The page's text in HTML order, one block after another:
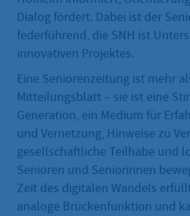
Dialog fördert. Dabei ist der
federführend, die SNH ist
innovativen Projektes.
Eine Seniorenzeitung ist mehr
Mitteilungsblatt – sie ist eine
Generation, ein Medium für
und Vernetzung, Hinweise zu
gesellschaftliche Teilhabe und
Senioren und Seniorinnen
Zeit des digitalen Wandels
analoge Brückenfunktion und